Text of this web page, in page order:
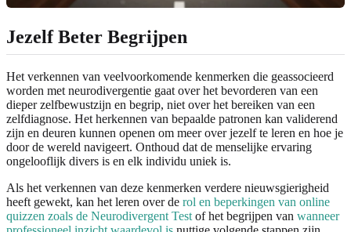
Jezelf Beter Begrijpen
Het verkennen van veelvoorkomende kenmerken die geassocieerd
worden met neurodivergentie gaat over het bevorderen van een
dieper zelfbewustzijn en begrip, niet over het bereiken van een
zelfdiagnose. Het herkennen van bepaalde patronen kan validerend
zijn en deuren kunnen openen om meer over jezelf te leren en hoe je
door de wereld navigeert. Onthoud dat de menselijke ervaring
ongelooflijk divers is en elk individu uniek is.
Als het verkennen van deze kenmerken verdere nieuwsgierigheid
heeft gewekt, kan het leren over de rol en beperkingen van online
quizzen zoals de Neurodivergent Testof het begrijpen van wanneer